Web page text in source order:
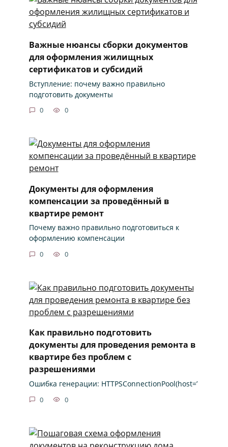
Важные нюансы сборки документов
для оформления жилищных
сертификатов и субсидий
Вступление: почему важно правильно
подготовить документы
0 0
Документы для оформления
компенсации за проведённый в
квартире ремонт
Почему важно правильно подготовиться к
оформлению компенсации
0 0
Как правильно подготовить
документы для проведения ремонта в
квартире без проблем с
разрешениями
Ошибка генерации: HTTPSConnectionPool(host=’
0 0